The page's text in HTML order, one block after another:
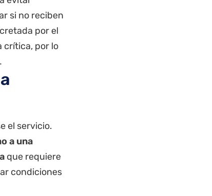
si no reciben
por el
crítica, por lo
el servicio.
a una
que requiere
condiciones